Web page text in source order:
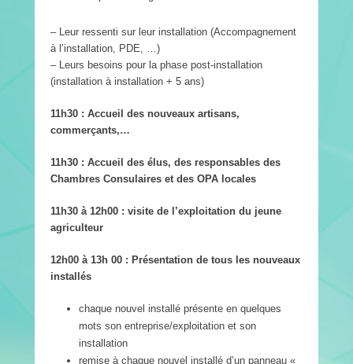
– Leur ressenti sur leur installation (Accompagnement
à l’installation, PDE, …)
– Leurs besoins pour la phase post-installation
(installation à installation + 5 ans)
11h30 : Accueil des nouveaux artisans,
commerçants,…
11h30 : Accueil des élus, des responsables des
Chambres Consulaires et des OPA locales
11h30 à 12h00 : visite de l’exploitation du jeune
agriculteur
12h00 à 13h 00 : Présentation de tous les nouveaux
installés
chaque nouvel installé présente en quelques
mots son entreprise/exploitation et son
installation
remise à chaque nouvel installé d’un panneau «